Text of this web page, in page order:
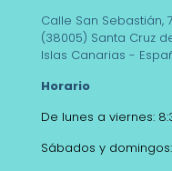
Calle San Sebastián,
(38005) Santa Cruz
Islas Canarias -
Horario
De lunes a viernes:
Sábados y